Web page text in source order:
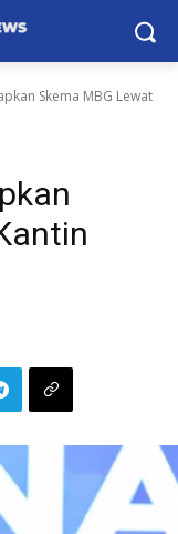
Skema MBG Lewat